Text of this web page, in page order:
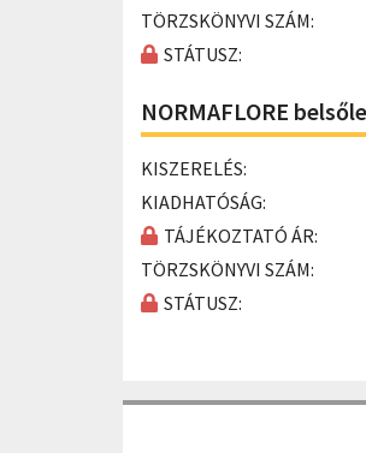
TÖRZSKÖNYVI SZÁM:
STÁTUSZ:
NORMAFLORE
KISZERELÉS:
KIADHATÓSÁG:
TÁJÉKOZTATÓ ÁR:
TÖRZSKÖNYVI SZÁM:
STÁTUSZ: